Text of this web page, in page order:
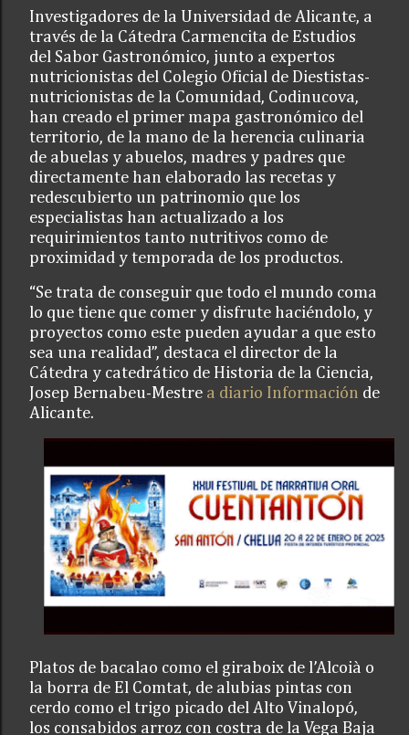
Investigadores de la Universidad de Alicante, a
través de la Cátedra Carmencita de Estudios
del Sabor Gastronómico, junto a expertos
nutricionistas del Colegio Oficial de Diestistas-
nutricionistas de la Comunidad, Codinucova,
han creado el primer mapa gastronómico del
territorio, de la mano de la herencia culinaria
de abuelas y abuelos, madres y padres que
directamente han elaborado las recetas y
redescubierto un patrinomio que los
especialistas han actualizado a los
requirimientos tanto nutritivos como de
proximidad y temporada de los productos.
“Se trata de conseguir que todo el mundo coma
lo que tiene que comer y disfrute haciéndolo, y
proyectos como este pueden ayudar a que esto
sea una realidad”, destaca el director de la
Cátedra y catedrático de Historia de la Ciencia,
Josep Bernabeu-Mestre a diario Información de
Alicante.
Platos de bacalao como el giraboix de l’Alcoià o
la borra de El Comtat, de alubias pintas con
cerdo como el trigo picado del Alto Vinalopó,
los consabidos arroz con costra de la Vega Baja